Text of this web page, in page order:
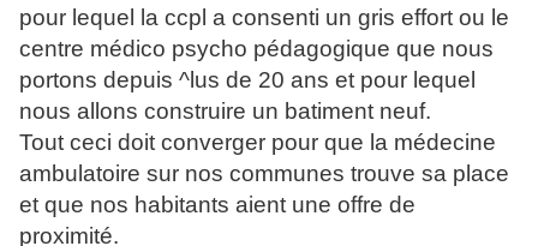
pour lequel la ccpl a consenti un gris effort ou le
centre médico psycho pédagogique que nous
portons depuis ^lus de 20 ans et pour lequel
nous allons construire un batiment neuf.
Tout ceci doit converger pour que la médecine
ambulatoire sur nos communes trouve sa place
et que nos habitants aient une offre de
proximité.